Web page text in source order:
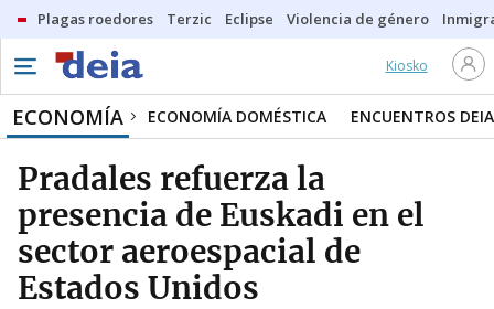
Plagas roedores Terzic Eclipse Violencia de género
Kiosko
ECONOMÍA ECONOMÍA DOMÉSTICA ENCUENTROS DEIA
Pradales refuerza la
presencia de Euskadi en el
sector aeroespacial de
Estados Unidos